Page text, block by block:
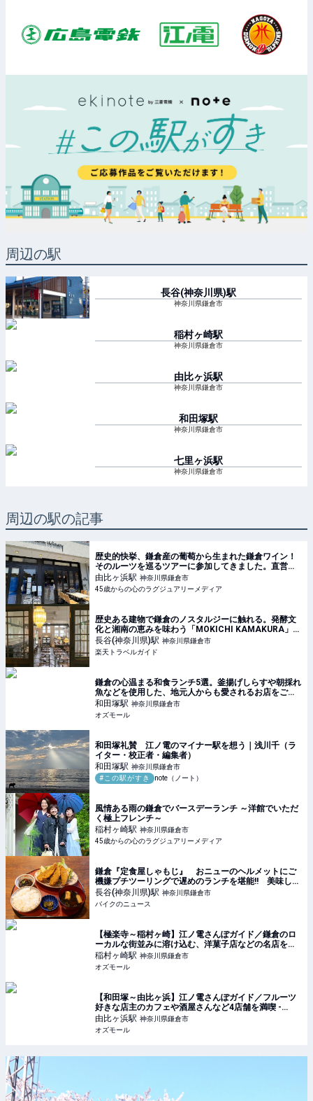
周辺の駅
長谷(神奈川県)駅
神奈川県鎌倉市
稲村ヶ崎駅
神奈川県鎌倉市
由比ヶ浜駅
神奈川県鎌倉市
和田塚駅
神奈川県鎌倉市
七里ヶ浜駅
神奈川県鎌倉市
周辺の駅の記事
歴史的快挙、鎌倉産の葡萄から生まれた鎌倉ワイン！
そのルーツを巡るツアーに参加してきました。直営の
葡萄畑巡りやカフェKAMAKURA WINERYで、ワイン
に合わせて、ランチ、デザートを楽しんで来まし
由比ヶ浜駅 神奈川県鎌倉市
45歳からの心のラグジュアリーメディア
歴史ある建物で鎌倉のノスタルジーに触れる。発酵文
化と湘南の恵みを味わう「MOKICHI KAMAKURA」
【楽天トラベル】
長谷(神奈川県)駅 神奈川県鎌倉市
楽天トラベルガイド
鎌倉の心温まる和食ランチ5選。釜揚げしらすや朝採れ
魚などを使用した、地元人からも愛されるお店をご紹
介 - OZmall
和田塚駅 神奈川県鎌倉市
オズモール
和田塚礼賛 江ノ電のマイナー駅を想う｜浅川千（ラ
イター・校正者・編集者）
和田塚駅 神奈川県鎌倉市
#この駅がすき
note（ノート）
風情ある雨の鎌倉でバースデーランチ ～洋館でいただ
く極上フレンチ～
稲村ヶ崎駅 神奈川県鎌倉市
45歳からの心のラグジュアリーメディア
鎌倉『定食屋しゃもじ』 おニューのヘルメットにご
機嫌プチツーリングで遅めのランチを堪能!! 美味しい
アジフライを求めて走る旅
長谷(神奈川県)駅 神奈川県鎌倉市
バイクのニュース
【極楽寺～稲村ヶ崎】江ノ電さんぽガイド／鎌倉のロ
ーカルな街並みに溶け込む、洋菓子店などの名店を発
見 - OZmall
稲村ヶ崎駅 神奈川県鎌倉市
オズモール
【和田塚～由比ヶ浜】江ノ電さんぽガイド／フルーツ
好きな店主のカフェや酒屋さんなど4店舗を満喫 -
OZmall
由比ヶ浜駅 神奈川県鎌倉市
オズモール